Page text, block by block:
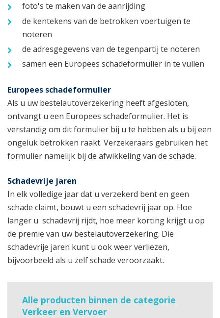
foto's te maken van de aanrijding
de kentekens van de betrokken voertuigen te
noteren
de adresgegevens van de tegenpartij te noteren
samen een Europees schadeformulier in te vullen
Europees schadeformulier
Als u uw bestelautoverzekering heeft afgesloten,
ontvangt u een Europees schadeformulier. Het is
verstandig om dit formulier bij u te hebben als u bij een
ongeluk betrokken raakt. Verzekeraars gebruiken het
formulier namelijk bij de afwikkeling van de schade.
Schadevrije jaren
In elk volledige jaar dat u verzekerd bent en geen
schade claimt, bouwt u een schadevrij jaar op. Hoe
langer u schadevrij rijdt, hoe meer korting krijgt u op
de premie van uw bestelautoverzekering. Die
schadevrije jaren kunt u ook weer verliezen,
bijvoorbeeld als u zelf schade veroorzaakt.
Alle producten binnen de categorie
Verkeer en Vervoer